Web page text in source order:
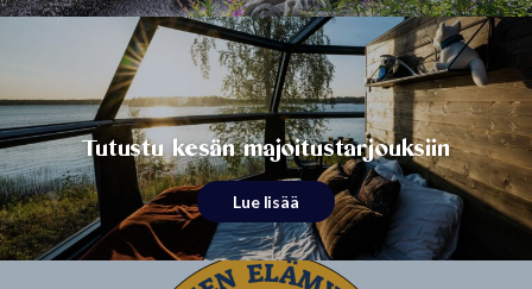
Tutustu kesän majoitustarjouksiin
Lue lisää